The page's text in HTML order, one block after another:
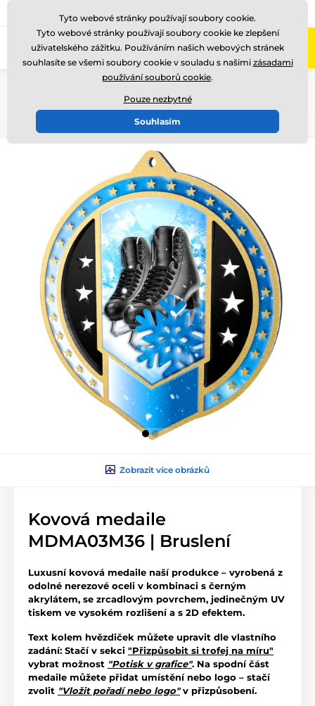
Zavolejte nám (Po-Pá 8-17)
Zobrazit více obrázků
Kovová medaile
MDMA03M36 | Bruslení
Luxusní kovová medaile naší produkce – vyrobená z
odolné nerezové oceli v kombinaci s černým
akrylátem, se zrcadlovým povrchem, jedinečným UV
tiskem ve vysokém rozlišení a s 2D efektem.
Text kolem hvězdiček můžete upravit dle vlastního
zadání: Stačí v sekci "Přizpůsobit si trofej na míru"
vybrat možnost "Potisk v grafice". Na spodní část
medaile můžete přidat umístění nebo logo – stačí
zvolit "Vložit pořadí nebo logo"v přizpůsobení.
Tyto webové stránky používají soubory cookie.
Tyto webové stránky používají soubory cookie ke zlepšení
uživatelského zážitku. Používáním našich webových stránek
souhlasíte se všemi soubory cookie v souladu s našimi zásadami
používání souborů cookie.
Pouze nezbytné
Souhlasím